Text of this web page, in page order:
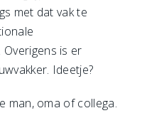
met dat vak te
is er
Ideetje?
man, oma of collega.